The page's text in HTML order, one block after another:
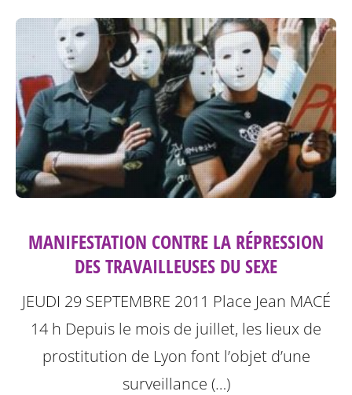
MANIFESTATION CONTRE LA RÉPRESSION
DES TRAVAILLEUSES DU SEXE
JEUDI 29 SEPTEMBRE 2011 Place Jean MACÉ
14 h Depuis le mois de juillet, les lieux de
prostitution de Lyon font l’objet d’une
surveillance (…)